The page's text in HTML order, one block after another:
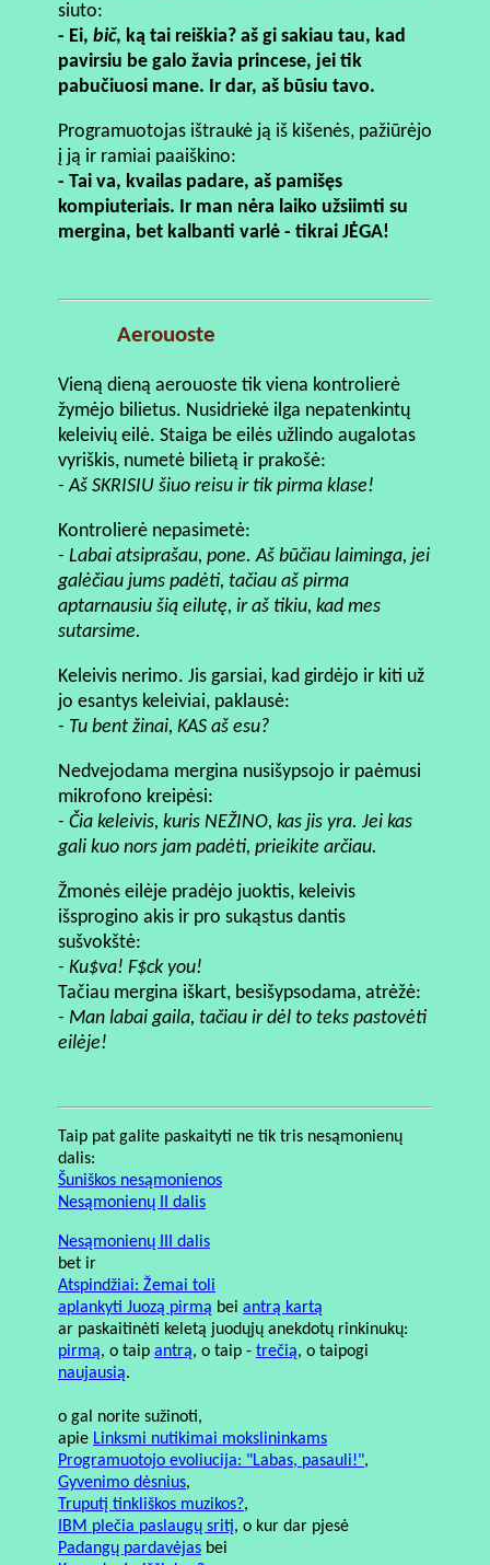
siuto:
- Ei, bič, ką tai reiškia? aš gi sakiau tau, kad
pavirsiu be galo žavia princese, jei tik
pabučiuosi mane. Ir dar, aš būsiu tavo.
Programuotojas ištraukė ją iš kišenės, pažiūrėjo
į ją ir ramiai paaiškino:
- Tai va, kvailas padare, aš pamišęs
kompiuteriais. Ir man nėra laiko užsiimti su
mergina, bet kalbanti varlė - tikrai JĖGA!
Aerouoste
Vieną dieną aerouoste tik viena kontrolierė
žymėjo bilietus. Nusidriekė ilga nepatenkintų
keleivių eilė. Staiga be eilės užlindo augalotas
vyriškis, numetė bilietą ir prakošė:
- Aš SKRISIU šiuo reisu ir tik pirma klase!
Kontrolierė nepasimetė:
- Labai atsiprašau, pone. Aš būčiau laiminga, jei
galėčiau jums padėti, tačiau aš pirma
aptarnausiu šią eilutę, ir aš tikiu, kad mes
sutarsime.
Keleivis nerimo. Jis garsiai, kad girdėjo ir kiti už
jo esantys keleiviai, paklausė:
- Tu bent žinai, KAS aš esu?
Nedvejodama mergina nusišypsojo ir paėmusi
mikrofono kreipėsi:
- Čia keleivis, kuris NEŽINO, kas jis yra. Jei kas
gali kuo nors jam padėti, prieikite arčiau.
Žmonės eilėje pradėjo juoktis, keleivis
išsprogino akis ir pro sukąstus dantis
sušvokštė:
- Ku$va! F$ck you!
Tačiau mergina iškart, besišypsodama, atrėžė:
- Man labai gaila, tačiau ir dėl to teks pastovėti
eilėje!
Taip pat galite paskaityti ne tik tris nesąmonienų
dalis:
Šuniškos nesąmonienos
Nesąmonienų II dalis
Nesąmonienų III dalis
bet ir
Atspindžiai: Žemai toli
aplankyti Juozą pirmą bei antrą kartą
ar paskaitinėti keletą juodųjų anekdotų rinkinukų:
pirmą, o taip antrą, o taip - trečią, o taipogi
naujausią.
o gal norite sužinoti,
apie Linksmi nutikimai mokslininkams
Programuotojo evoliucija: "Labas, pasauli!",
Gyvenimo dėsnius,
Truputį tinkliškos muzikos?,
IBM plečia paslaugų sritį, o kur dar pjesė
Padangų pardavėjas bei